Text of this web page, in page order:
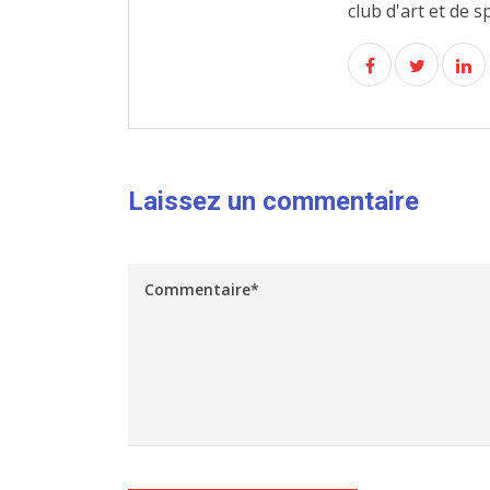
club d'art et de
Laissez un commentaire